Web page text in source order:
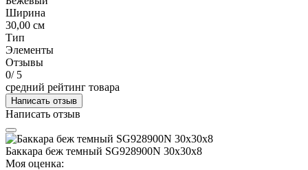
Ширина
30,00 см
Тип
Элементы
Отзывы
0/ 5
средний рейтинг товара
Написать отзыв
Написать отзыв
Баккара беж темный SG928900N 30х30х8
Моя оценка: